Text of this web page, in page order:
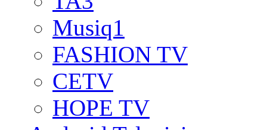
Musiq1
FASHION TV
CETV
HOPE TV